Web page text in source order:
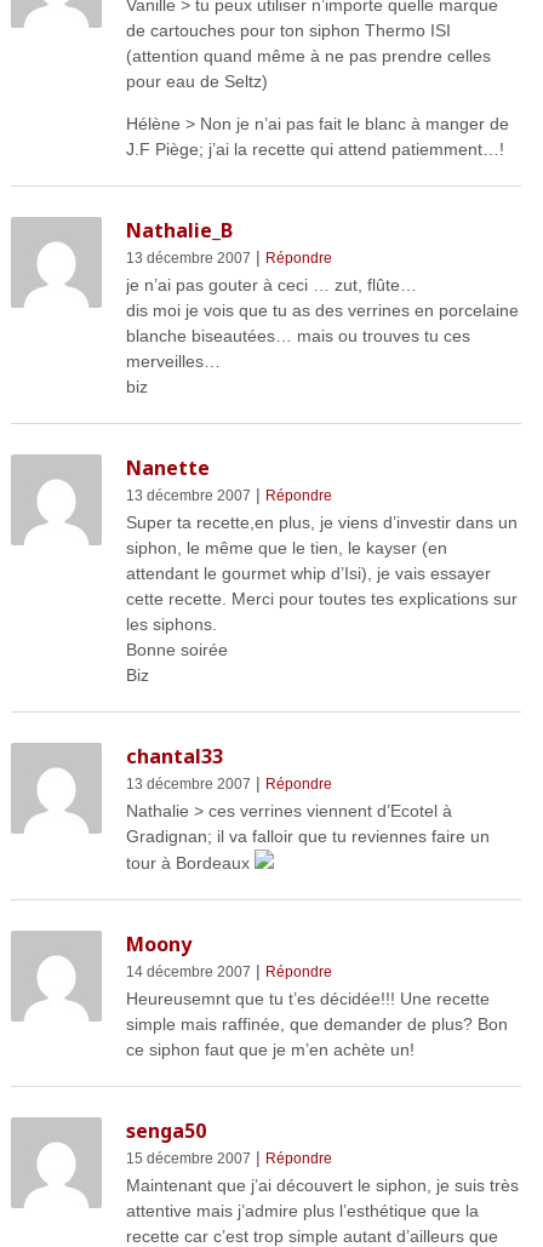
Vanille > tu peux utiliser n’importe quelle marque
de cartouches pour ton siphon Thermo ISI
(attention quand même à ne pas prendre celles
pour eau de Seltz)
Hélène > Non je n’ai pas fait le blanc à manger de
J.F Piège; j’ai la recette qui attend patiemment…!
Nathalie_B
13 décembre 2007 | Répondre
je n’ai pas gouter à ceci … zut, flûte…
dis moi je vois que tu as des verrines en porcelaine
blanche biseautées… mais ou trouves tu ces
merveilles…
biz
Nanette
13 décembre 2007 | Répondre
Super ta recette,en plus, je viens d’investir dans un
siphon, le même que le tien, le kayser (en
attendant le gourmet whip d’Isi), je vais essayer
cette recette. Merci pour toutes tes explications sur
les siphons.
Bonne soirée
Biz
chantal33
13 décembre 2007 | Répondre
Nathalie > ces verrines viennent d’Ecotel à
Gradignan; il va falloir que tu reviennes faire un
tour à Bordeaux
Moony
14 décembre 2007 | Répondre
Heureusemnt que tu t’es décidée!!! Une recette
simple mais raffinée, que demander de plus? Bon
ce siphon faut que je m’en achète un!
senga50
15 décembre 2007 | Répondre
Maintenant que j’ai découvert le siphon, je suis très
attentive mais j’admire plus l’esthétique que la
recette car c’est trop simple autant d’ailleurs que